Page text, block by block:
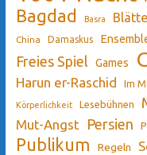
Bagdad Basra
China Damaskus
Freies Spiel Games
Harun er-Raschid Im
Körperlichkeit Lesebühnen
Mut-Angst Persien
Publikum Regeln